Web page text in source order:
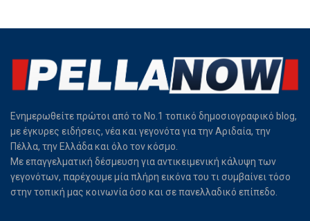
Ενημερωθείτε πρώτοι από το Νο.1 τοπικό δημοσιογραφικό blog,
με έγκυρες ειδήσεις, νέα και γεγονότα για την Αριδαία, την
Πέλλα, την Ελλάδα και όλο τον κόσμο.
Με επαγγελματική δέσμευση για αντικειμενική κάλυψη των
γεγονότων, παρέχουμε μία πλήρη εικόνα του τι συμβαίνει τόσο
στην τοπική μας κοινωνία όσο και σε πανελλαδικό επίπεδο.